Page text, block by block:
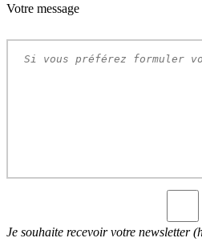
Votre message
Je souhaite recevoir votre newsletter